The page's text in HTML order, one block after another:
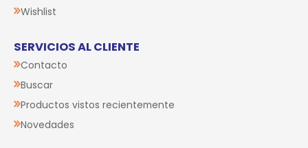
Wishlist
SERVICIOS AL CLIENTE
Contacto
Buscar
Productos vistos recientemente
Novedades